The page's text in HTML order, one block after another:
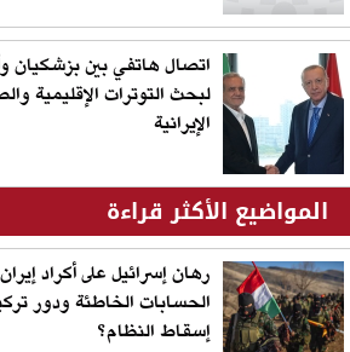
اتصال هاتفي بين بزشكيان
لبحث التوترات الإقليمية
الإيرانية
المواضيع الأكثر قراءة
رهان إسرائيل على أكراد
الحسابات الخاطئة ودور
إسقاط النظام؟